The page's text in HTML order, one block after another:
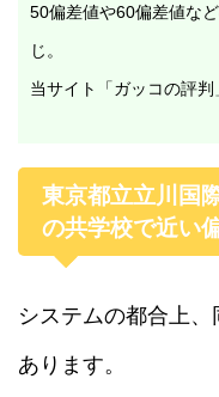
50偏差値や60偏差値な
じ。
当サイト「ガッコの評判
東京都立立川国
の共学校で近い
システムの都合上
あります。